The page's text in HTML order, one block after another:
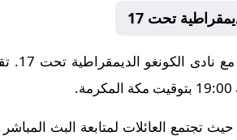
يلتقى
تجتمع العائلات لمتابعة البث